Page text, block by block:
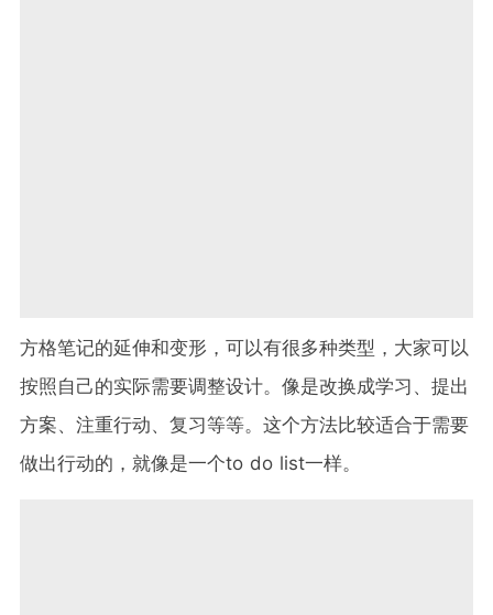
方格笔记的延伸和变形，可以有很多种类型，大家可以
按照自己的实际需要调整设计。像是改换成学习、提出
方案、注重行动、复习等等。这个方法比较适合于需要
做出行动的，就像是一个to do list一样。